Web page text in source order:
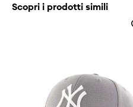
Scopri i prodotti simili